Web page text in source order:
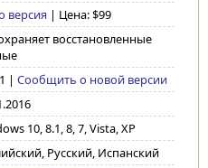
версия | Цена: $99
восстановленные
| Сообщить о новой версии
10, 8.1, 8, 7, Vista, XP
Русский, Испанский